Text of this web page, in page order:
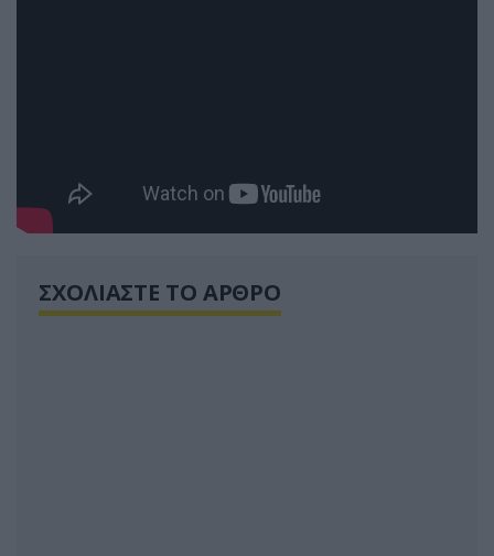
ΣΧΟΛΙΑΣΤΕ ΤΟ ΑΡΘΡΟ